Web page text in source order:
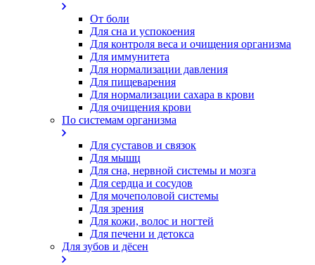
От боли
Для сна и успокоения
Для контроля веса и очищения организма
Для иммунитета
Для нормализации давления
Для пищеварения
Для нормализации сахара в крови
Для очищения крови
По системам организма
Для суставов и связок
Для мышц
Для сна, нервной системы и мозга
Для сердца и сосудов
Для мочеполовой системы
Для зрения
Для кожи, волос и ногтей
Для печени и детокса
Для зубов и дёсен